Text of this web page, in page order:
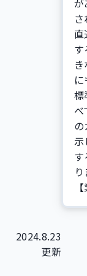
が
標
示
り
2024.8.23
更新